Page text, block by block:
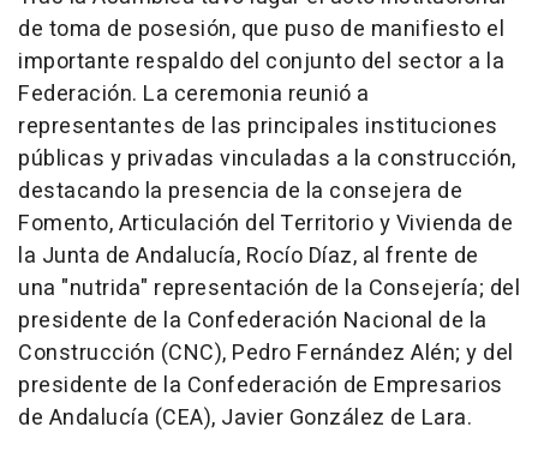
de toma de posesión, que puso de manifiesto el
importante respaldo del conjunto del sector a la
Federación. La ceremonia reunió a
representantes de las principales instituciones
públicas y privadas vinculadas a la construcción,
destacando la presencia de la consejera de
Fomento, Articulación del Territorio y Vivienda de
la Junta de Andalucía, Rocío Díaz, al frente de
una "nutrida" representación de la Consejería; del
presidente de la Confederación Nacional de la
Construcción (CNC), Pedro Fernández Alén; y del
presidente de la Confederación de Empresarios
de Andalucía (CEA), Javier González de Lara.